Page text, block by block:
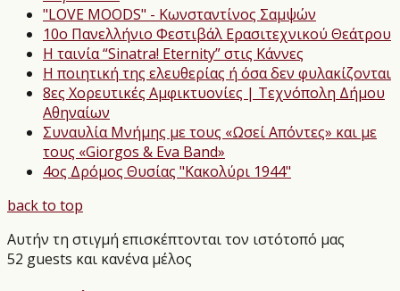
"LOVE MOODS" - Κωνσταντίνος Σαμψών
10ο Πανελλήνιο Φεστιβάλ Ερασιτεχνικού Θεάτρου
Η ταινία “Sinatra! Eternity” στις Κάννες
Η ποιητική της ελευθερίας ή όσα δεν φυλακίζονται
8ες Χορευτικές Αμφικτυονίες | Τεχνόπολη Δήμου
Αθηναίων
Συναυλία Μνήμης με τους «Ωσεί Απόντες» και με
τους «Giorgos & Eva Band»
4ος Δρόμος Θυσίας "Κακολύρι 1944"
back to top
Αυτήν τη στιγμή επισκέπτονται τον ιστότοπό μας
52 guests και κανένα μέλος